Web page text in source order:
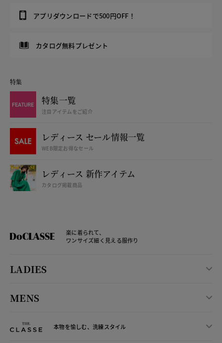
アプリダウンロードで500円OFF！
カタログ無料プレゼント
特集
特集一覧
注目アイテムをご紹介
レディース セール情報一覧
WEB限定お得なセール
レディース 新作アイテム
カタログ掲載商品
楽に着られて、
ワンサイズ細く見える服作り
LADIES
MENS
本物を愉しむ、洗練スタイル